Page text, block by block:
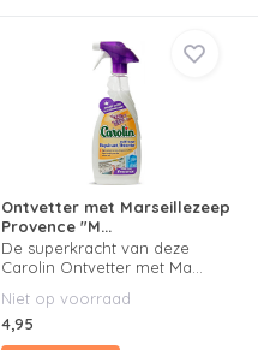
Ontvetter met Marseillezeep
Provence "M...
De superkracht van deze
Carolin Ontvetter met Ma...
Niet op voorraad
4,95